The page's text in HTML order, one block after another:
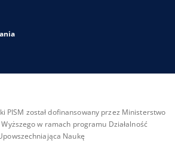
PISM został dofinansowany przez Ministerstwo
w ramach programu Działalność
Naukę